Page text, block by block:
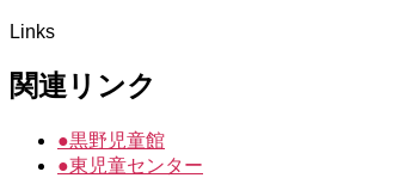
Links
関連リンク
●黒野児童館
●東児童センター